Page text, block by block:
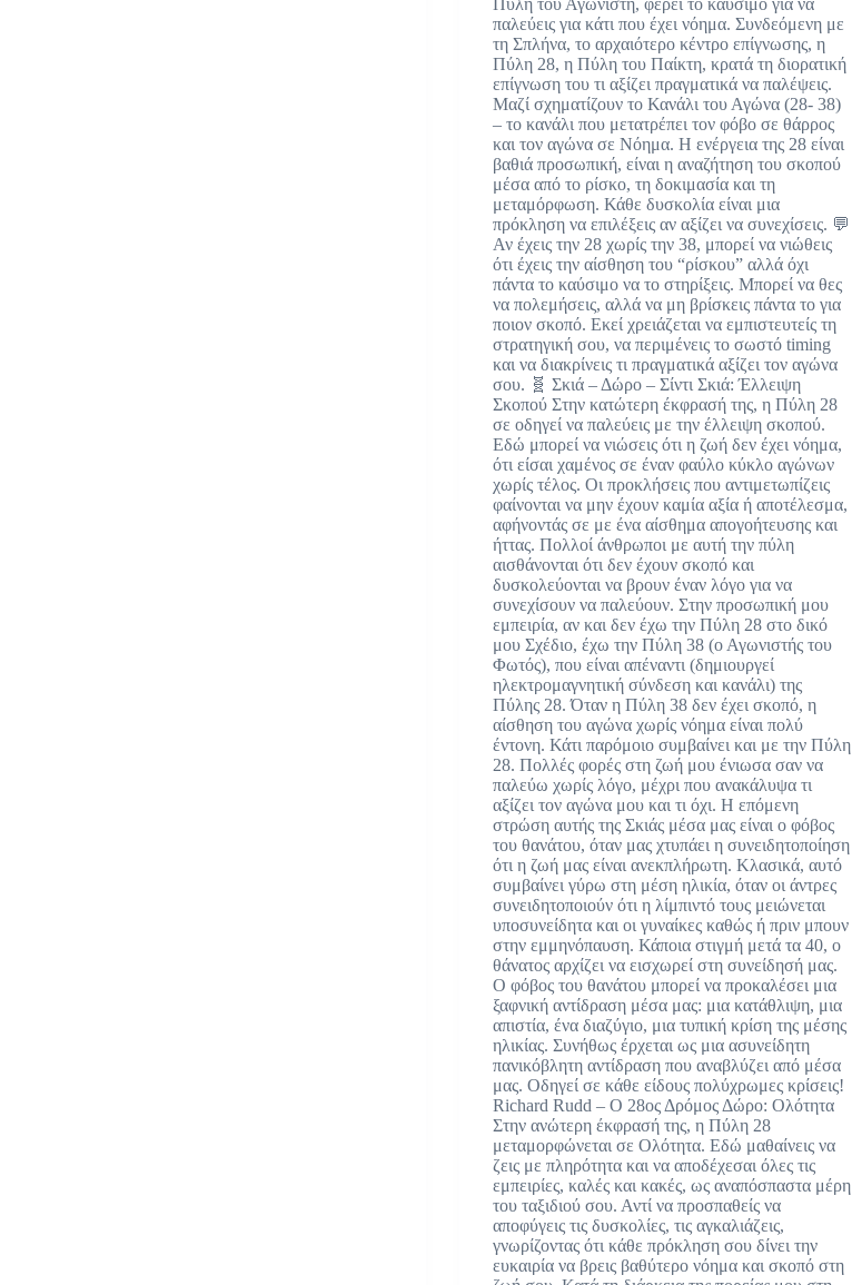
Πύλη του Αγωνιστή, φέρει το καύσιμο για να
παλεύεις για κάτι που έχει νόημα. Συνδεόμενη με
τη Σπλήνα, το αρχαιότερο κέντρο επίγνωσης, η
Πύλη 28, η Πύλη του Παίκτη, κρατά τη διορατική
επίγνωση του τι αξίζει πραγματικά να παλέψεις.
Μαζί σχηματίζουν το Κανάλι του Αγώνα (28- 38)
– το κανάλι που μετατρέπει τον φόβο σε θάρρος
και τον αγώνα σε Νόημα. Η ενέργεια της 28 είναι
βαθιά προσωπική, είναι η αναζήτηση του σκοπού
μέσα από το ρίσκο, τη δοκιμασία και τη
μεταμόρφωση. Κάθε δυσκολία είναι μια
πρόκληση να επιλέξεις αν αξίζει να συνεχίσεις. 💬
Αν έχεις την 28 χωρίς την 38, μπορεί να νιώθεις
ότι έχεις την αίσθηση του “ρίσκου” αλλά όχι
πάντα το καύσιμο να το στηρίξεις. Μπορεί να θες
να πολεμήσεις, αλλά να μη βρίσκεις πάντα το για
ποιον σκοπό. Εκεί χρειάζεται να εμπιστευτείς τη
στρατηγική σου, να περιμένεις το σωστό timing
και να διακρίνεις τι πραγματικά αξίζει τον αγώνα
σου. 🧬 Σκιά – Δώρο – Σίντι Σκιά: Έλλειψη
Σκοπού Στην κατώτερη έκφρασή της, η Πύλη 28
σε οδηγεί να παλεύεις με την έλλειψη σκοπού.
Εδώ μπορεί να νιώσεις ότι η ζωή δεν έχει νόημα,
ότι είσαι χαμένος σε έναν φαύλο κύκλο αγώνων
χωρίς τέλος. Οι προκλήσεις που αντιμετωπίζεις
φαίνονται να μην έχουν καμία αξία ή αποτέλεσμα,
αφήνοντάς σε με ένα αίσθημα απογοήτευσης και
ήττας. Πολλοί άνθρωποι με αυτή την πύλη
αισθάνονται ότι δεν έχουν σκοπό και
δυσκολεύονται να βρουν έναν λόγο για να
συνεχίσουν να παλεύουν. Στην προσωπική μου
εμπειρία, αν και δεν έχω την Πύλη 28 στο δικό
μου Σχέδιο, έχω την Πύλη 38 (ο Αγωνιστής του
Φωτός), που είναι απέναντι (δημιουργεί
ηλεκτρομαγνητική σύνδεση και κανάλι) της
Πύλης 28. Όταν η Πύλη 38 δεν έχει σκοπό, η
αίσθηση του αγώνα χωρίς νόημα είναι πολύ
έντονη. Κάτι παρόμοιο συμβαίνει και με την Πύλη
28. Πολλές φορές στη ζωή μου ένιωσα σαν να
παλεύω χωρίς λόγο, μέχρι που ανακάλυψα τι
αξίζει τον αγώνα μου και τι όχι. Η επόμενη
στρώση αυτής της Σκιάς μέσα μας είναι ο φόβος
του θανάτου, όταν μας χτυπάει η συνειδητοποίηση
ότι η ζωή μας είναι ανεκπλήρωτη. Κλασικά, αυτό
συμβαίνει γύρω στη μέση ηλικία, όταν οι άντρες
συνειδητοποιούν ότι η λίμπιντό τους μειώνεται
υποσυνείδητα και οι γυναίκες καθώς ή πριν μπουν
στην εμμηνόπαυση. Κάποια στιγμή μετά τα 40, ο
θάνατος αρχίζει να εισχωρεί στη συνείδησή μας.
Ο φόβος του θανάτου μπορεί να προκαλέσει μια
ξαφνική αντίδραση μέσα μας: μια κατάθλιψη, μια
απιστία, ένα διαζύγιο, μια τυπική κρίση της μέσης
ηλικίας. Συνήθως έρχεται ως μια ασυνείδητη
πανικόβλητη αντίδραση που αναβλύζει από μέσα
μας. Οδηγεί σε κάθε είδους πολύχρωμες κρίσεις!
Richard Rudd – Ο 28ος Δρόμος Δώρο: Ολότητα
Στην ανώτερη έκφρασή της, η Πύλη 28
μεταμορφώνεται σε Ολότητα. Εδώ μαθαίνεις να
ζεις με πληρότητα και να αποδέχεσαι όλες τις
εμπειρίες, καλές και κακές, ως αναπόσπαστα μέρη
του ταξιδιού σου. Αντί να προσπαθείς να
αποφύγεις τις δυσκολίες, τις αγκαλιάζεις,
γνωρίζοντας ότι κάθε πρόκληση σου δίνει την
ευκαιρία να βρεις βαθύτερο νόημα και σκοπό στη